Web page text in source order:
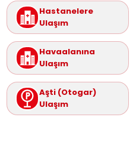
Hastanelere
Ulaşım
Havaalanına
Ulaşım
Aşti (Otogar)
Ulaşım